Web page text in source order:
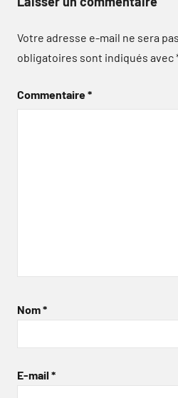
Votre adresse e-mail ne sera
obligatoires sont indiqués avec
Commentaire*
Nom*
E-mail *